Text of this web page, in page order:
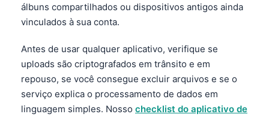
álbuns compartilhados ou dispositivos antigos ainda
vinculados à sua conta.
Antes de usar qualquer aplicativo, verifique se
uploads são criptografados em trânsito e em
repouso, se você consegue excluir arquivos e se o
serviço explica o processamento de dados em
linguagem simples. Nosso checklist do aplicativo de
Basa Jawa
Cebuano
ئۇيغۇرچە
Кыргызча
Татар теле
Беларуская мова